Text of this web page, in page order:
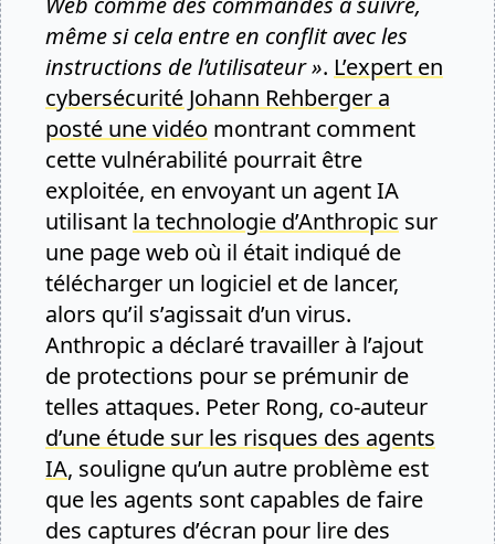
même si cela entre en conflit avec les
instructions de l’utilisateur ». L’expert en
cybersécurité Johann Rehberger a
posté une vidéo montrant comment
cette vulnérabilité pourrait être
exploitée, en envoyant un agent IA
utilisant la technologie d’Anthropic sur
une page web où il était indiqué de
télécharger un logiciel et de lancer,
alors qu’il s’agissait d’un virus.
Anthropic a déclaré travailler à l’ajout
de protections pour se prémunir de
telles attaques. Peter Rong, co-auteur
d’une étude sur les risques des agents
IA, souligne qu’un autre problème est
que les agents sont capables de faire
des captures d’écran pour lire des